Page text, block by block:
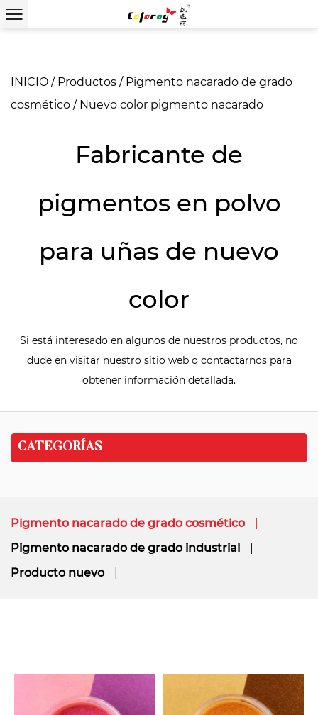
INICIO / Productos / Pigmento nacarado de grado
cosmético / Nuevo color pigmento nacarado
Fabricante de
pigmentos en polvo
para uñas de nuevo
color
Si está interesado en algunos de nuestros productos, no
dude en visitar nuestro sitio web o contactarnos para
obtener información detallada.
CATEGORÍAS
Pigmento nacarado de grado cosmético
Pigmento nacarado de grado industrial
Producto nuevo